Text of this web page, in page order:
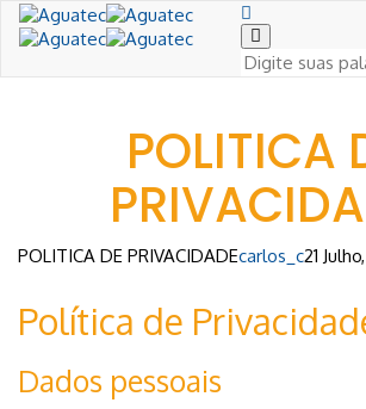
POLITICA
POLITICA DE PRIVACIDADEcarlos_c21
Política de
Dados pessoais